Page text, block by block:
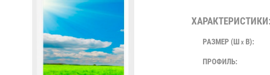
ХАРАКТЕРИСТИКИ:
РАЗМЕР (ШX В):
ПРОФИЛЬ: